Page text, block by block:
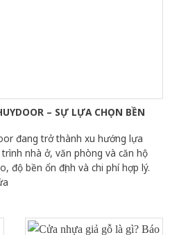
– SỰ LỰA CHỌN BỀN
đang trở thành xu hướng lựa
nhà ở, văn phòng và căn hộ
độ bền ổn định và chi phí hợp lý.